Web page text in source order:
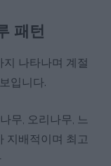
패턴
지 나타나며 계절
입니다.
무, 오리나무, 느
지배적이며 최고